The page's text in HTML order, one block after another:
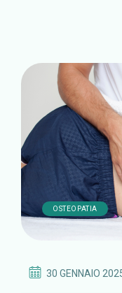
OSTEOPATIA
30 GENNAIO